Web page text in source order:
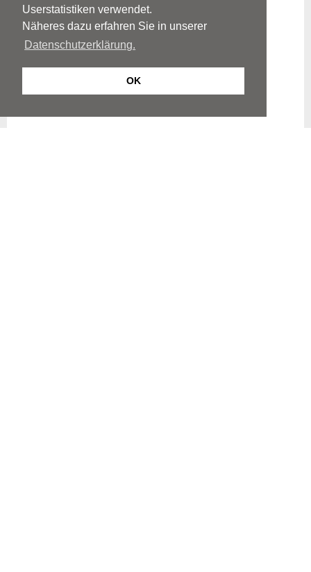
Userstatistiken verwendet.
Näheres dazu erfahren Sie in unserer
Datenschutzerklärung.
OK